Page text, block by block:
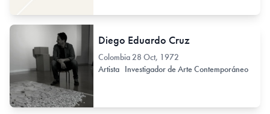
Diego Eduardo Cruz
Colombia 28 Oct, 1972
Artista Investigador de Arte Contemporáneo